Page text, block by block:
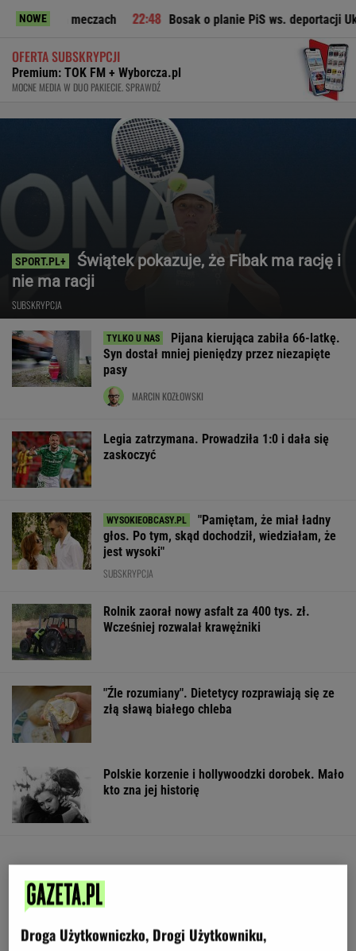
NOWE Bosak o planie PiS ws. deportacji Ukraińców:
OFERTA SUBSKRYPCJI
Premium: TOK FM + Wyborcza.pl
MOCNE MEDIA W DUO PAKIECIE. SPRAWDŹ
Świątek pokazuje, że Fibak ma rację i
nie ma racji
SUBSKRYPCJA
Pijana kierująca zabiła 66-latkę.
Syn dostał mniej pieniędzy przez niezapięte
pasy
MARCIN KOZŁOWSKI
Legia zatrzymana. Prowadziła 1:0 i dała się
zaskoczyć
"Pamiętam, że miał ładny
głos. Po tym, skąd dochodził, wiedziałam, że
jest wysoki"
SUBSKRYPCJA
Rolnik zaorał nowy asfalt za 400 tys. zł.
Wcześniej rozwalał krawężniki
"Źle rozumiany". Dietetycy rozprawiają się ze
złą sławą białego chleba
Polskie korzenie i hollywoodzki dorobek. Mało
kto zna jej historię
Droga Użytkowniczko, Drogi Użytkowniku,